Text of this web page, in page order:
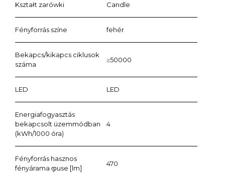
Kształt zarówki Candle
Fényforrás színe fehér
Bekapcs/kikapcs ciklusok
száma
≥50000
LED LED
Energiafogyasztás
bekapcsolt üzemmódban
(kWh/1000 óra)
4
Fényforrás hasznos
fényárama ჶuse [lm]
470